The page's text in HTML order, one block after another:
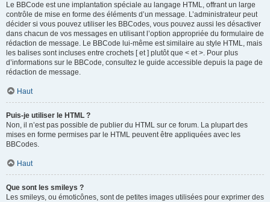
Le BBCode est une implantation spéciale au langage HTML, offrant un large
contrôle de mise en forme des éléments d’un message. L’administrateur peut
décider si vous pouvez utiliser les BBCodes, vous pouvez aussi les désactiver
dans chacun de vos messages en utilisant l’option appropriée du formulaire de
rédaction de message. Le BBCode lui-même est similaire au style HTML, mais
les balises sont incluses entre crochets [ et ] plutôt que < et >. Pour plus
d’informations sur le BBCode, consultez le guide accessible depuis la page de
rédaction de message.
Haut
Puis-je utiliser le HTML ?
Non, il n’est pas possible de publier du HTML sur ce forum. La plupart des
mises en forme permises par le HTML peuvent être appliquées avec les
BBCodes.
Haut
Que sont les smileys ?
Les smileys, ou émoticônes, sont de petites images utilisées pour exprimer des